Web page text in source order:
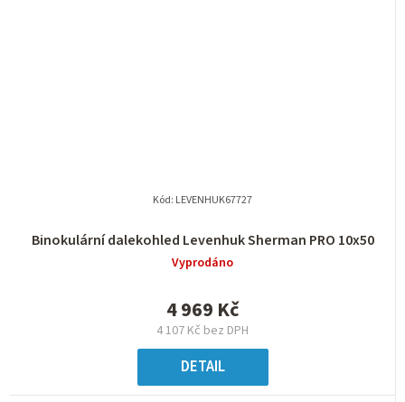
Binokulární dalekohled Levenhuk Sherman PRO 10x50
Vyprodáno
4 107 Kč bez DPH
4 969 Kč
DETAIL
Kód: LEVENHUK67727